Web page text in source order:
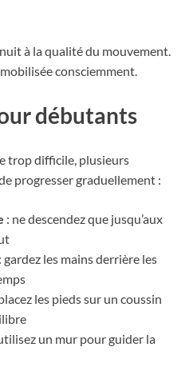
à la qualité du mouvement.
consciemment.
débutants
trop difficile, plusieurs
progresser graduellement :
: ne descendez que jusqu’aux
: gardez les mains derrière les
les pieds sur un coussin
un mur pour guider la